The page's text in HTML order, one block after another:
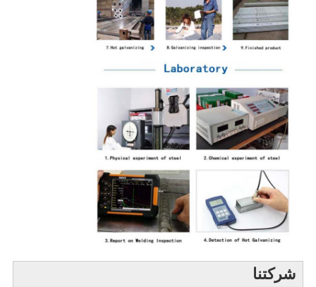
شركتنا